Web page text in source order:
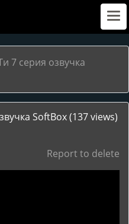
7 серия озвучка
SoftBox(137 views)
Report to delete